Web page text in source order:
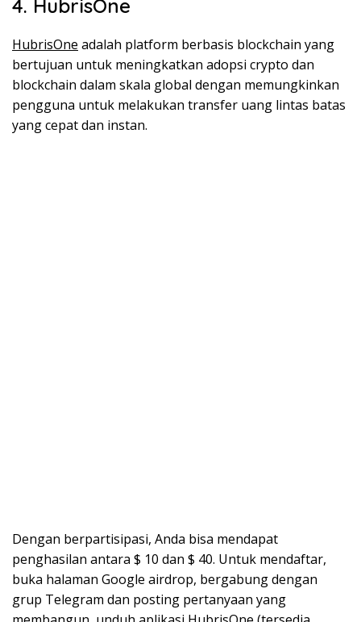
4. HubrisOne
HubrisOne adalah platform berbasis blockchain yang
bertujuan untuk meningkatkan adopsi crypto dan
blockchain dalam skala global dengan memungkinkan
pengguna untuk melakukan transfer uang lintas batas
yang cepat dan instan.
Dengan berpartisipasi, Anda bisa mendapat
penghasilan antara $ 10 dan $ 40. Untuk mendaftar,
buka halaman Google airdrop, bergabung dengan
grup Telegram dan posting pertanyaan yang